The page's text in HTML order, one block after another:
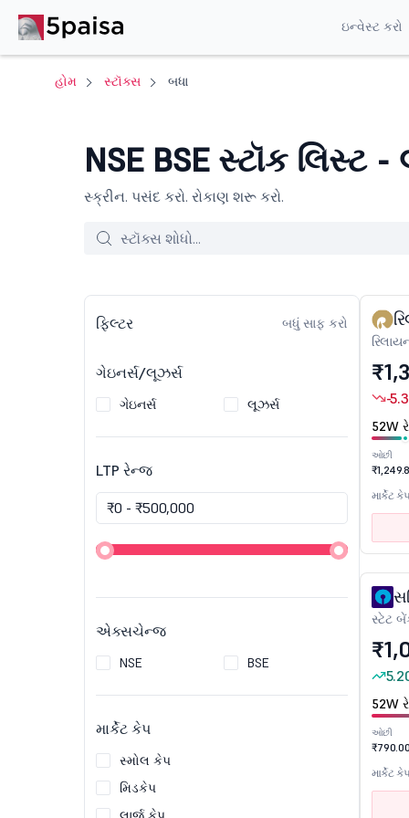
ઇન્વેસ્ટ કરો
હોમ સ્ટૉક્સ બધા
NSE BSE સ્ટૉક લિસ્ટ
સ્ક્રીન. પસંદ કરો. રોકાણ શરૂ કરો.
ફિલ્ટર બધું સાફ કરો
ગેઇનર્સ/લૂઝર્સ
ગેઇનર્સ લૂઝર્સ
LTP રેન્જ
એક્સચેન્જ
NSE BSE
માર્કેટ કેપ
સ્મોલ કેપ
મિડકેપ
-
52W
ઓછી
માર્કેટ કેપ
સ્ટેટ
52W
ઓછી
₹790.00
માર્કેટ કેપ